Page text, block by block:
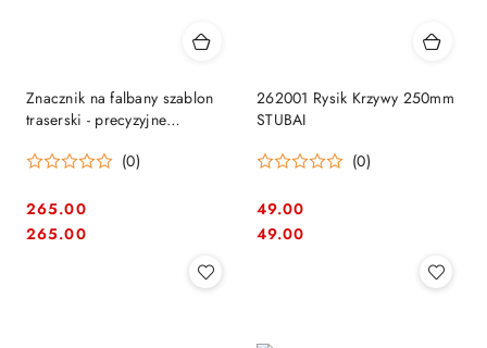
Znacznik na falbany szablon
traserski - precyzyjne
dachowego MARCUS
(0)
Cena:
265.00
Cena:
265.00
262001 Rysik Krzywy 250mm
STUBAI
(0)
Cena:
49.00
Cena:
49.00